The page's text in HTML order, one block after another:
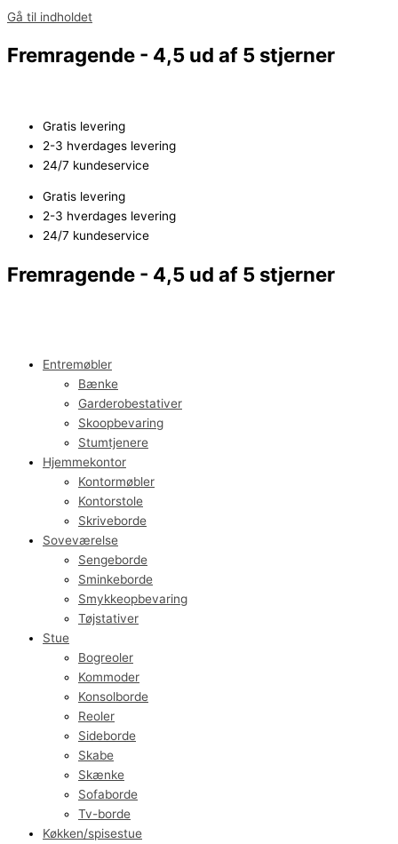
Gå til indholdet
Fremragende - 4,5 ud af 5 stjerner
Gratis levering
2-3 hverdages levering
24/7 kundeservice
Gratis levering
2-3 hverdages levering
24/7 kundeservice
Fremragende - 4,5 ud af 5 stjerner
Entremøbler
Bænke
Garderobestativer
Skoopbevaring
Stumtjenere
Hjemmekontor
Kontormøbler
Kontorstole
Skriveborde
Soveværelse
Sengeborde
Sminkeborde
Smykkeopbevaring
Tøjstativer
Stue
Bogreoler
Kommoder
Konsolborde
Reoler
Sideborde
Skabe
Skænke
Sofaborde
Tv-borde
Køkken/spisestue